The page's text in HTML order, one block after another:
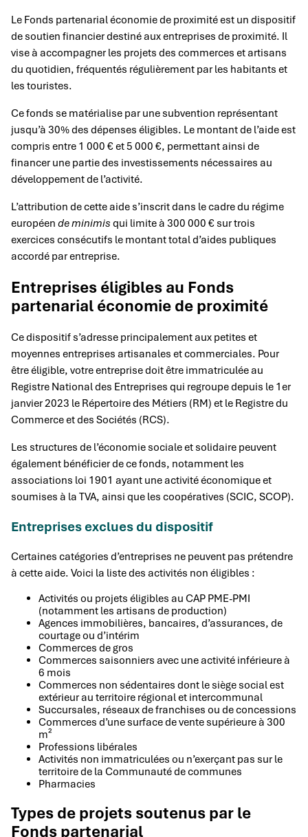
Le Fonds partenarial économie de proximité est un dispositif
de soutien financier destiné aux entreprises de proximité. Il
vise à accompagner les projets des commerces et artisans
du quotidien, fréquentés régulièrement par les habitants et
les touristes.
Ce fonds se matérialise par une subvention représentant
jusqu’à 30% des dépenses éligibles. Le montant de l’aide est
compris entre 1 000 € et 5 000 €, permettant ainsi de
financer une partie des investissements nécessaires au
développement de l’activité.
L’attribution de cette aide s’inscrit dans le cadre du régime
européen de minimis qui limite à 300 000 € sur trois
exercices consécutifs le montant total d’aides publiques
accordé par entreprise.
Entreprises éligibles au Fonds
partenarial économie de proximité
Ce dispositif s’adresse principalement aux petites et
moyennes entreprises artisanales et commerciales. Pour
être éligible, votre entreprise doit être immatriculée au
Registre National des Entreprises qui regroupe depuis le 1er
janvier 2023 le Répertoire des Métiers (RM) et le Registre du
Commerce et des Sociétés (RCS).
Les structures de l’économie sociale et solidaire peuvent
également bénéficier de ce fonds, notamment les
associations loi 1901 ayant une activité économique et
soumises à la TVA, ainsi que les coopératives (SCIC, SCOP).
Entreprises exclues du dispositif
Certaines catégories d’entreprises ne peuvent pas prétendre
à cette aide. Voici la liste des activités non éligibles :
Activités ou projets éligibles au CAP PME-PMI
(notamment les artisans de production)
Agences immobilières, bancaires, d’assurances, de
courtage ou d’intérim
Commerces de gros
Commerces saisonniers avec une activité inférieure à
6 mois
Commerces non sédentaires dont le siège social est
extérieur au territoire régional et intercommunal
Succursales, réseaux de franchises ou de concessions
Commerces d’une surface de vente supérieure à 300
m²
Professions libérales
Activités non immatriculées ou n’exerçant pas sur le
territoire de la Communauté de communes
Pharmacies
Types de projets soutenus par le
Fonds partenarial